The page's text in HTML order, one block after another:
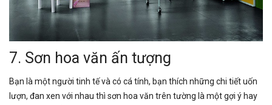
7. Sơn hoa văn ấn tượng
Bạn là một người tinh tế và có cá tính, bạn thích những chi tiết uốn
lượn, đan xen với nhau thì sơn hoa văn trên tường là một gợi ý hay